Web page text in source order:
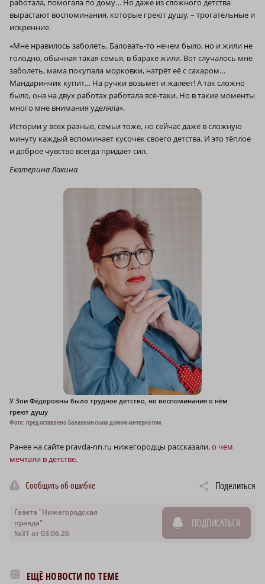
работала, помогала по дому… Но даже из сложного детства
вырастают воспоминания, которые греют душу, – трогательные и
искренние.
«Мне нравилось заболеть. Баловать-то нечем было, но и жили не
голодно, обычная такая семья, в бараке жили. Вот случалось мне
заболеть, мама покупала морковки, натрёт её с сахаром…
Мандаринчик купит… На ручки возьмёт и жалеет! А так сложно
было, она на двух работах работала всё-таки. Но в такие моменты
много мне внимания уделяла».
Истории у всех разные, семьи тоже, но сейчас даже в сложную
минуту каждый вспоминает кусочек своего детства. И это тёплое
и доброе чувство всегда придаёт сил.
Екатерина Лакина
У Зои Фёдоровны было трудное детство, но воспоминания о нём
греют душу
Фото: предоставлено Балахнинским домом-интернатом
Ранее на сайте pravda-nn.ru нижегородцы рассказали,о чем
мечтали в детстве.
Сообщить об ошибке Поделиться
Газета "Нижегородская
правда"
№31 от 03.06.26
ПОДПИСАТЬСЯ
ЕЩЁ НОВОСТИ ПО ТЕМЕ